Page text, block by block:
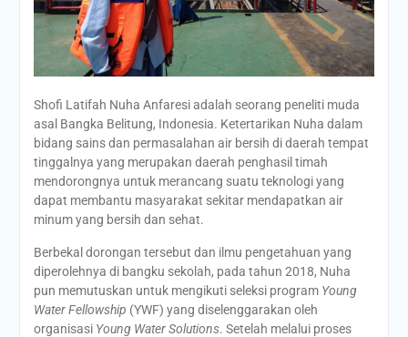
Shofi Latifah Nuha Anfaresi adalah seorang peneliti muda
asal Bangka Belitung, Indonesia. Ketertarikan Nuha dalam
bidang sains dan permasalahan air bersih di daerah tempat
tinggalnya yang merupakan daerah penghasil timah
mendorongnya untuk merancang suatu teknologi yang
dapat membantu masyarakat sekitar mendapatkan air
minum yang bersih dan sehat.
Berbekal dorongan tersebut dan ilmu pengetahuan yang
diperolehnya di bangku sekolah, pada tahun 2018, Nuha
pun memutuskan untuk mengikuti seleksi program Young
Water Fellowship (YWF) yang diselenggarakan oleh
organisasi Young Water Solutions. Setelah melalui proses